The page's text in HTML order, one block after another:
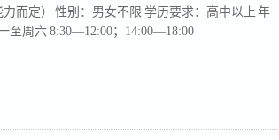
力而定） 性别：男女不限 学历要求：高中以上 年
至周六 8:30—12:00；14:00—18:00